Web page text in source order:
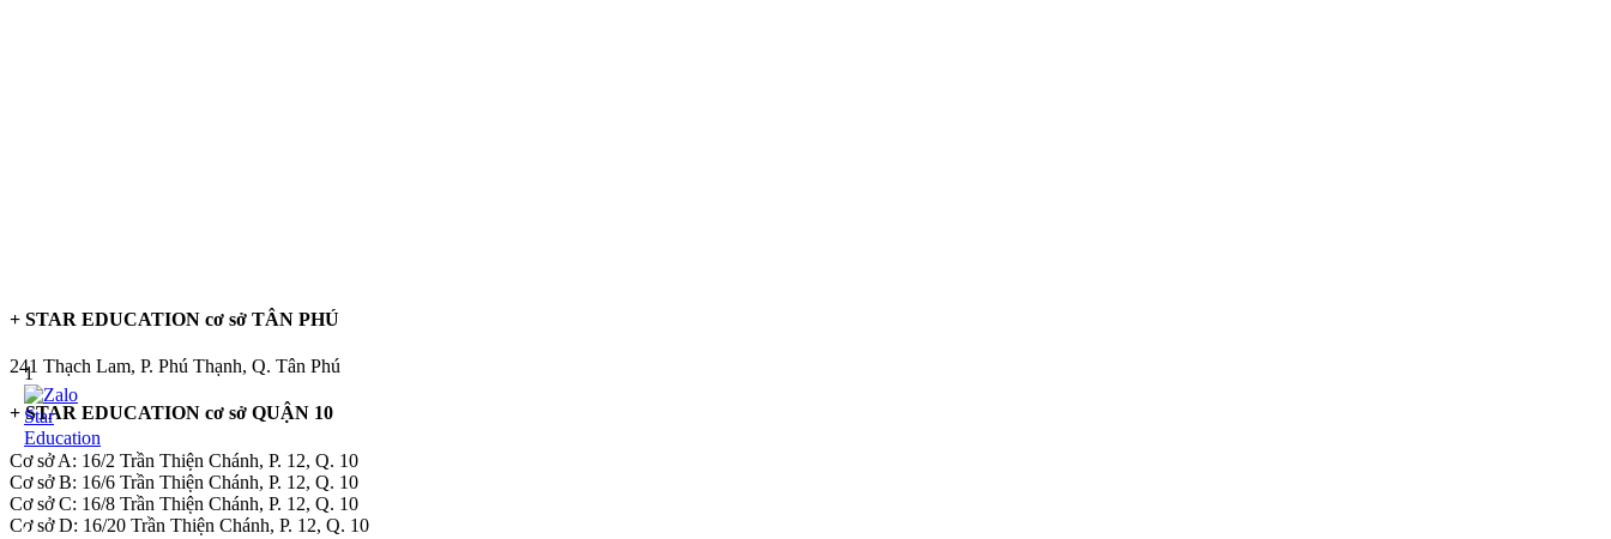
+ STAR EDUCATION cơ sở TÂN PHÚ
241 Thạch Lam, P. Phú Thạnh, Q. Tân Phú
+ STAR EDUCATION cơ sở QUẬN 10
Cơ sở A: 16/2 Trần Thiện Chánh, P. 12, Q. 10
Cơ sở B: 16/6 Trần Thiện Chánh, P. 12, Q. 10
Cơ sở C: 16/8 Trần Thiện Chánh, P. 12, Q. 10
Cơ sở D: 16/20 Trần Thiện Chánh, P. 12, Q. 10
1